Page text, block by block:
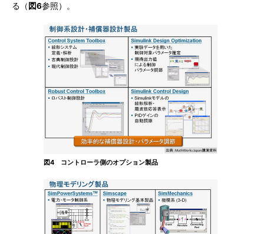
る（図6参照）。
図4 コントローラ側のオプション製品